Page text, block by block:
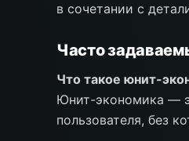
в сочетании с
Часто
Что такое юнит-
Юнит-экономика —
пользователя, без